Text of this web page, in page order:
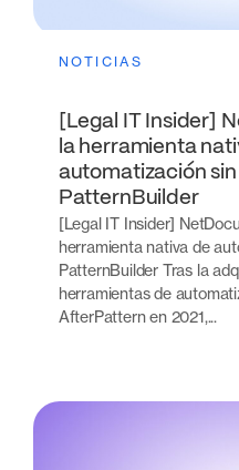
NOTICIAS
[Legal IT Insider]
la herramienta
automatización
PatternBuilder
[Legal IT Insider]
herramienta nativa de
PatternBuilder Tras la
herramientas de
AfterPattern en 2021,...